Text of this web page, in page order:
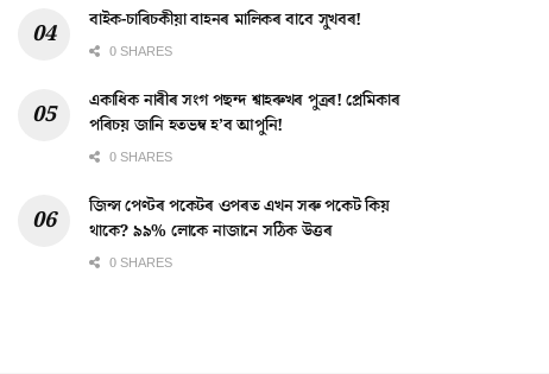
বাইক-চাৰিচকীয়া বাহনৰ মালিকৰ বাবে সুখবৰ!
0 SHARES
একাধিক নাৰীৰ সংগ পছন্দ শ্বাহৰুখৰ পুত্ৰৰ! প্ৰেমিকাৰ
পৰিচয় জানি হতভম্ব হ’ব আপুনি!
0 SHARES
জিন্স পেণ্টৰ পকেটৰ ওপৰত এখন সৰু পকেট কিয়
থাকে? ৯৯% লোকে নাজানে সঠিক উত্তৰ
0 SHARES